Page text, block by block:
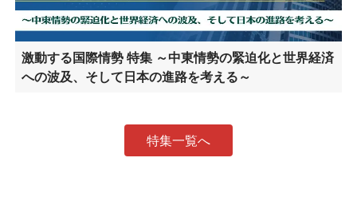
激動する国際情勢 特集 ～中東情勢の緊迫化と世界経済
への波及、そして日本の進路を考える～
特集一覧へ